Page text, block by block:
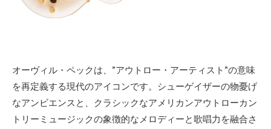
オーヴィル・ペックは、”アウトロー・アーティスト”の意味
を再定義する現代のアイコンです。シューゲイザーの物憂げ
なアンビエンスと、クラシックなアメリカンアウトローカン
トリーミュージックの象徴的なメロディーと歌唱力を融合さ